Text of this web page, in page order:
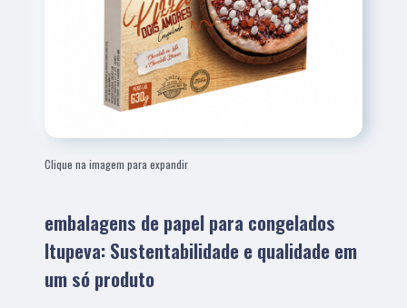
Clique na imagem para expandir
embalagens de papel para congelados
Itupeva: Sustentabilidade e qualidade em
um só produto